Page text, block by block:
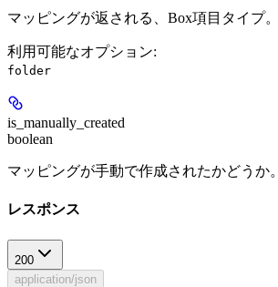
マッピングが返される、Box項目タイプ。
利用可能なオプション:
folder
is_manually_created
boolean
マッピングが手動で作成されたかどうか。
レスポンス
200
application/json